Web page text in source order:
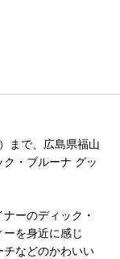
まで、広島県福山
・ブルーナ グッ
ーのディック・
を身近に感じ
チなどのかわいい